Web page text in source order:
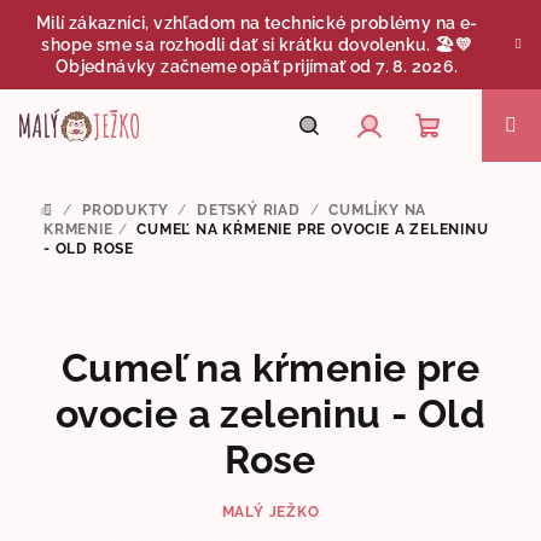
Milí zákazníci, vzhľadom na technické problémy na e-
shope sme sa rozhodli dať si krátku dovolenku. 🏖️💛
Objednávky začneme opäť prijímať od 7. 8. 2026.
Nákupný
košík
DOMOV
/ PRODUKTY / DETSKÝ RIAD / CUMLÍKY NA
KRMENIE​ / CUMEĽ NA KŔMENIE PRE OVOCIE A ZELENINU
- OLD ROSE
Cumeľ na kŕmenie pre
ovocie a zeleninu - Old
Rose
MALÝ JEŽKO